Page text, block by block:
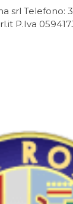
srl Telefono:
P.Iva